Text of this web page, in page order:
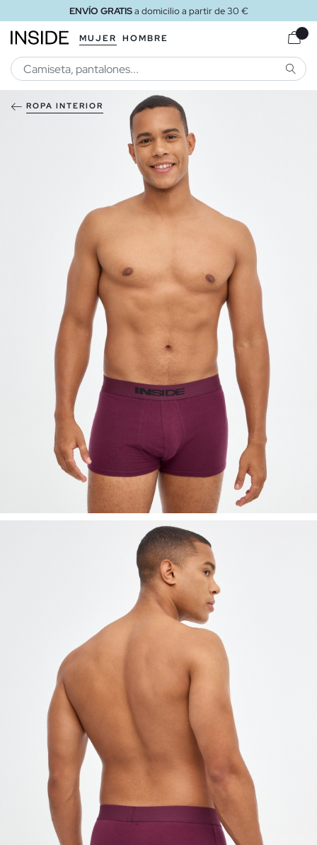
ENVÍO GRATISa domicilio a partir de 30 €
MUJER HOMBRE
ROPA INTERIOR